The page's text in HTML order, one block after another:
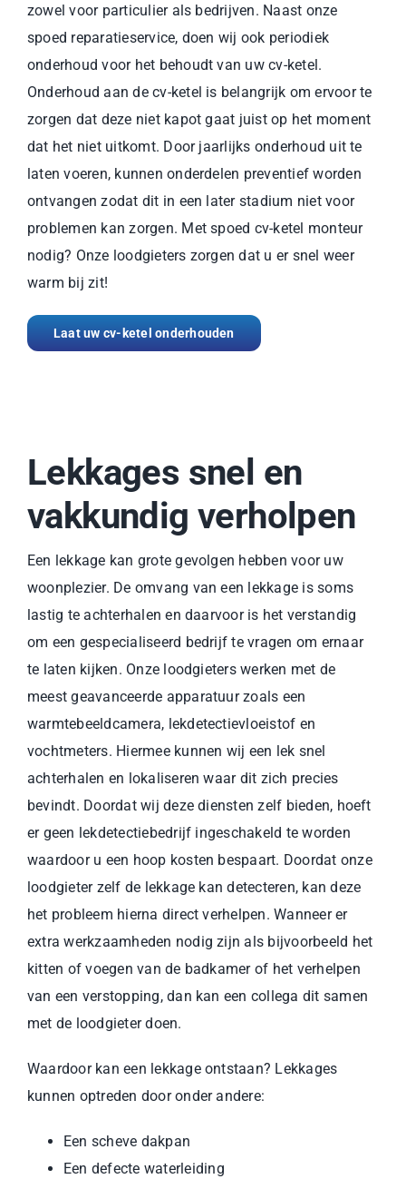
zowel voor particulier als bedrijven. Naast onze
spoed reparatieservice, doen wij ook periodiek
onderhoud voor het behoudt van uw cv-ketel.
Onderhoud aan de cv-ketel is belangrijk om ervoor te
zorgen dat deze niet kapot gaat juist op het moment
dat het niet uitkomt. Door jaarlijks onderhoud uit te
laten voeren, kunnen onderdelen preventief worden
ontvangen zodat dit in een later stadium niet voor
problemen kan zorgen. Met spoed cv-ketel monteur
nodig? Onze loodgieters zorgen dat u er snel weer
warm bij zit!
Laat uw cv-ketel onderhouden
Lekkages snel en
vakkundig verholpen
Een lekkage kan grote gevolgen hebben voor uw
woonplezier. De omvang van een lekkage is soms
lastig te achterhalen en daarvoor is het verstandig
om een gespecialiseerd bedrijf te vragen om ernaar
te laten kijken. Onze loodgieters werken met de
meest geavanceerde apparatuur zoals een
warmtebeeldcamera, lekdetectievloeistof en
vochtmeters. Hiermee kunnen wij een lek snel
achterhalen en lokaliseren waar dit zich precies
bevindt. Doordat wij deze diensten zelf bieden, hoeft
er geen lekdetectiebedrijf ingeschakeld te worden
waardoor u een hoop kosten bespaart. Doordat onze
loodgieter zelf de lekkage kan detecteren, kan deze
het probleem hierna direct verhelpen. Wanneer er
extra werkzaamheden nodig zijn als bijvoorbeeld het
kitten of voegen van de badkamer of het verhelpen
van een verstopping, dan kan een collega dit samen
met de loodgieter doen.
Waardoor kan een lekkage ontstaan? Lekkages
kunnen optreden door onder andere:
Een scheve dakpan
Een defecte waterleiding